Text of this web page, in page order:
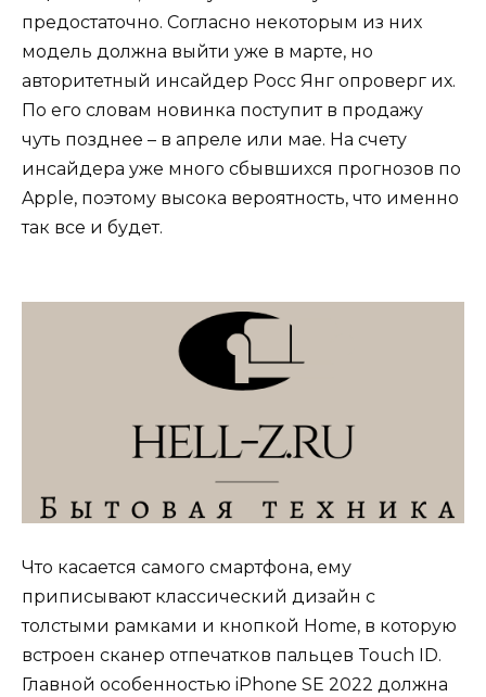
предостаточно. Согласно некоторым из них
модель должна выйти уже в марте, но
авторитетный инсайдер Росс Янг опроверг их.
По его словам новинка поступит в продажу
чуть позднее – в апреле или мае. На счету
инсайдера уже много сбывшихся прогнозов по
Apple, поэтому высока вероятность, что именно
так все и будет.
Что касается самого смартфона, ему
приписывают классический дизайн с
толстыми рамками и кнопкой Home, в которую
встроен сканер отпечатков пальцев Touch ID.
Главной особенностью iPhone SE 2022 должна